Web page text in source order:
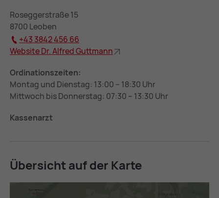
Roseggerstraße 15
8700 Leoben
+43 3842 456 66
Web­site Dr. Al­fred Gutt­mann
Ordinationszeiten:
Montag und Dienstag: 13:00 – 18:30 Uhr
Mittwoch bis Donnerstag: 07:30 – 13:30 Uhr
Kassenarzt
Über­sicht auf der Kar­te